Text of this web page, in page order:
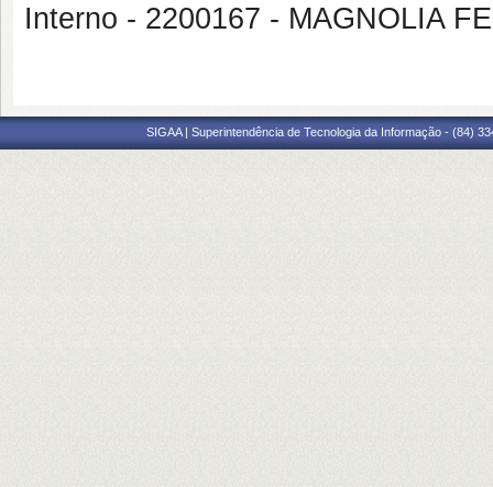
Interno - 2200167 - MAGNOLIA
SIGAA | Superintendência de Tecnologia da Informação - (84)